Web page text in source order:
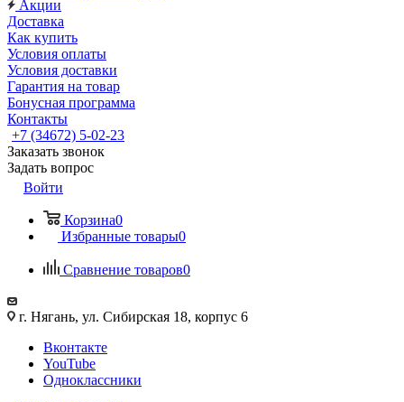
Акции
Доставка
Как купить
Условия оплаты
Условия доставки
Гарантия на товар
Бонусная программа
Контакты
+7 (34672) 5-02-23
Заказать звонок
Задать вопрос
Войти
Корзина0
Избранные товары0
Сравнение товаров0
г. Нягань, ул. Сибирская 18, корпус 6
Вконтакте
YouTube
Одноклассники